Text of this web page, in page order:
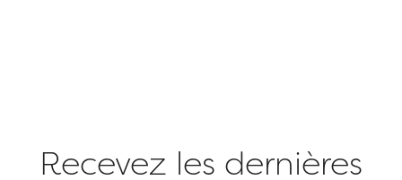
Recevez les dernières